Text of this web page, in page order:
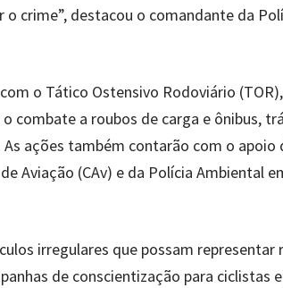
crime”, destacou o comandante da
o Tático Ostensivo Rodoviário
combate a roubos de carga e ônibus,
ações também contarão com o apoio
Aviação (CAv) e da Polícia Ambiental
irregulares que possam representar
de conscientização para ciclistas